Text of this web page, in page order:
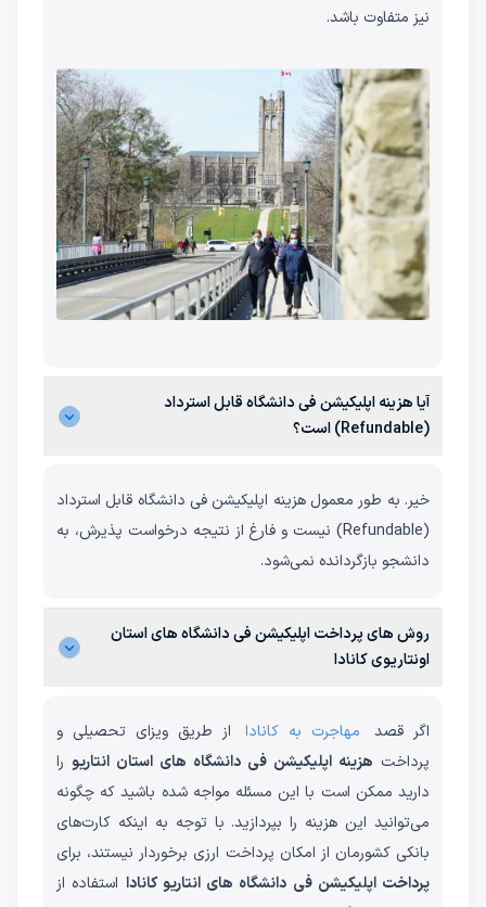
نیز متفاوت باشد.
آیا هزینه اپلیکیشن فی دانشگاه قابل استرداد
(Refundable) است؟
خیر. به طور معمول هزینه اپلیکیشن فی دانشگاه قابل استرداد
(Refundable) نیست و فارغ از نتیجه درخواست پذیرش، به
دانشجو بازگردانده نمی‌شود.
روش های پرداخت اپلیکیشن فی دانشگاه های استان
اونتاریوی کانادا
اگر قصد مهاجرت به کانادا
از طریق ویزای تحصیلی و
پرداخت هزینه اپلیکیشن فی دانشگاه های استان انتاریو را
دارید ممکن است با این مسئله مواجه شده باشید که چگونه
می‌توانید این هزینه را بپردازید. با توجه به اینکه کارت‌های
بانکی کشورمان از امکان پرداخت ارزی برخوردار نیستند، برای
پرداخت اپلیکیشن فی دانشگاه های انتاریو کانادا استفاده از